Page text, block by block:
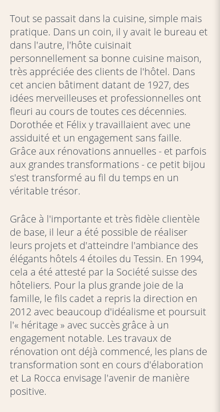
Tout se passait dans la cuisine, simple mais
pratique. Dans un coin, il y avait le bureau et
dans l'autre, l'hôte cuisinait
personnellement sa bonne cuisine maison,
très appréciée des clients de l'hôtel. Dans
cet ancien bâtiment datant de 1927, des
idées merveilleuses et professionnelles ont
fleuri au cours de toutes ces décennies.
Dorothée et Félix y travaillaient avec une
assiduité et un engagement sans faille.
Grâce aux rénovations annuelles - et parfois
aux grandes transformations - ce petit bijou
s'est transformé au fil du temps en un
véritable trésor.
Grâce à l'importante et très fidèle clientèle
de base, il leur a été possible de réaliser
leurs projets et d'atteindre l'ambiance des
élégants hôtels 4 étoiles du Tessin. En 1994,
cela a été attesté par la Société suisse des
hôteliers. Pour la plus grande joie de la
famille, le fils cadet a repris la direction en
2012 avec beaucoup d'idéalisme et poursuit
l'« héritage » avec succès grâce à un
engagement notable. Les travaux de
rénovation ont déjà commencé, les plans de
transformation sont en cours d'élaboration
et La Rocca envisage l'avenir de manière
positive.